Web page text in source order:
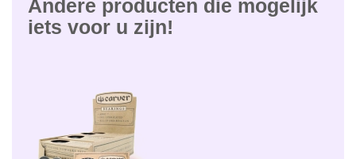
Andere producten die mogelijk
iets voor u zijn!